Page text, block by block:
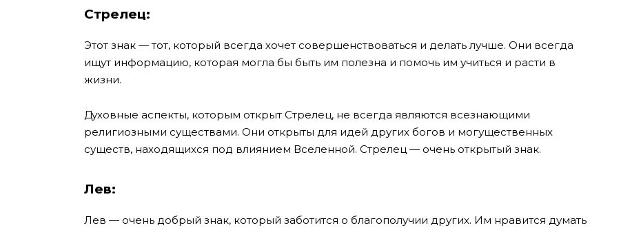
Стрелец:
Этот знак — тот, который всегда хочет совершенствоваться и делать лучше. Они всегда
ищут информацию, которая могла бы быть им полезна и помочь им учиться и расти в
жизни.
Духовные аспекты, которым открыт Стрелец, не всегда являются всезнающими
религиозными существами. Они открыты для идей других богов и могущественных
существ, находящихся под влиянием Вселенной. Стрелец — очень открытый знак.
Лев:
Лев — очень добрый знак, который заботится о благополучии других. Им нравится думать